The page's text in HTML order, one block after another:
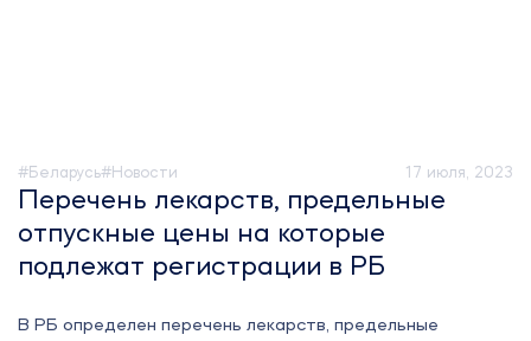
#Беларусь#Новости 17 июля, 2023
Перечень лекарств, предельные
отпускные цены на которые
подлежат регистрации в РБ
В РБ определен перечень лекарств, предельные